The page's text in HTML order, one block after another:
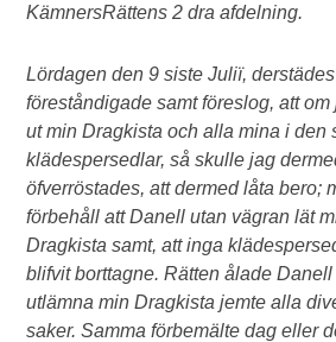
KämnersRättens 2 dra afdelning.
Lördagen den 9 siste Juliï,
föreståndigade samt föreslog, att
ut min Dragkista och alla mina i den
klädespersedlar, så skulle jag
öfverröstades, att dermed låta bero;
förbehåll att Danell utan vägran lät
Dragkista samt, att inga
blifvit borttagne. Rätten ålade
utlämna min Dragkista jemte alla
saker. Samma förbemälte dag eller